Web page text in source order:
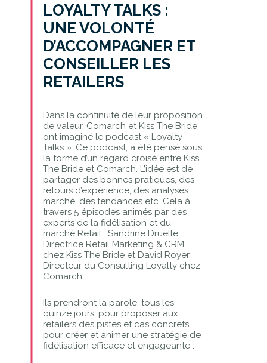
LOYALTY TALKS :
UNE VOLONTÉ
D’ACCOMPAGNER ET
CONSEILLER LES
RETAILERS
Dans la continuité de leur proposition
de valeur, Comarch et Kiss The Bride
ont imaginé le podcast « Loyalty
Talks ». Ce podcast, a été pensé sous
la forme d’un regard croisé entre Kiss
The Bride et Comarch. L’idée est de
partager des bonnes pratiques, des
retours d’expérience, des analyses
marché, des tendances etc. Cela à
travers 5 épisodes animés par des
experts de la fidélisation et du
marché Retail : Sandrine Druelle,
Directrice Retail Marketing & CRM
chez Kiss The Bride et David Royer,
Directeur du Consulting Loyalty chez
Comarch.
Ils prendront la parole, tous les
quinze jours, pour proposer aux
retailers des pistes et cas concrets
pour créer et animer une stratégie de
fidélisation efficace et engageante :